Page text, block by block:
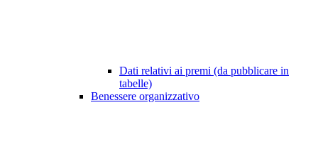
Dati relativi ai premi (da pubblicare in
tabelle)
Benessere organizzativo